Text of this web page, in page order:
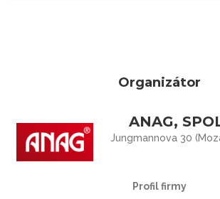
Organizátor
ANAG,
Jungmannova 30
Profil firmy